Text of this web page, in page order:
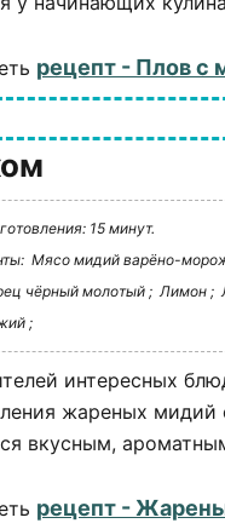
рецепт - Плов с
15 минут.
Мясо мидий варёно-
чёрный молотый ; Лимон ;
;
интересных
жареных
вкусным,
рецепт -